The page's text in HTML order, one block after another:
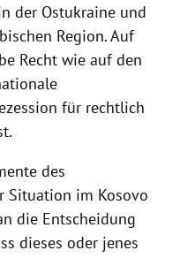
der Ostukraine und
Region. Auf
Recht wie auf den
für rechtlich
des
Situation im Kosovo
die Entscheidung
dieses oder jenes